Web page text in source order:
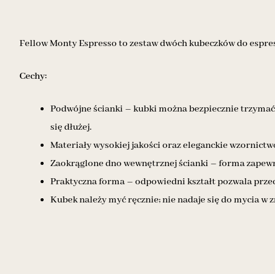
Fellow Monty Espresso to zestaw dwóch kubeczków do
Cechy:
Podwójne ścianki – kubki można bezpiecznie
się dłużej.
Materiały wysokiej jakości oraz eleganckie
Zaokrąglone dno wewnętrznej ścianki – forma
Praktyczna forma – odpowiedni kształt pozwala
Kubek należy myć ręcznie; nie nadaje się do mycia w